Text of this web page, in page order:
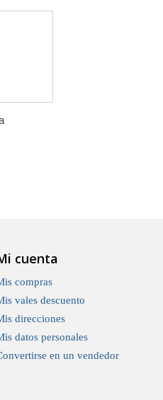
cuenta
compras
vales descuento
direcciones
datos personales
en un vendedor